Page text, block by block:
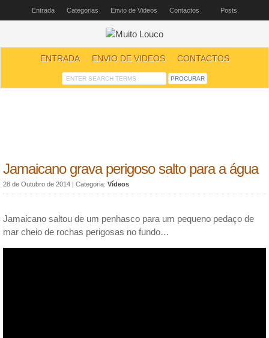
Entrada Categorias Envio de Videos Contactos Posts
ENTRADA ENVIO DE VIDEOS CONTACTOS
Jamaicano grava perigoso salto para a água
28 de Outubro de 2014 | Categoria: Vídeos
Jamaicano saltou de um penhasco para um pequeno pedaço de
mar cheio de rochas perigosas no fundo…